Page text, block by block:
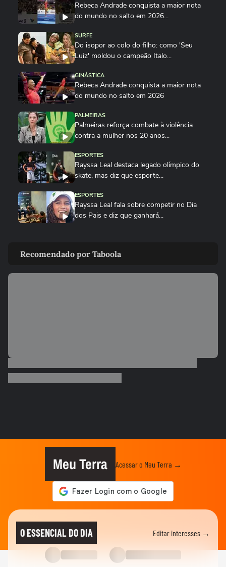
Rebeca Andrade conquista a maior nota
do mundo no salto em 2026...
SURFE
Do isopor ao colo do filho: como 'Seu
Luiz' moldou o campeão Italo...
GINÁSTICA
Rebeca Andrade conquista a maior nota
do mundo no salto em 2026
PALMEIRAS
Palmeiras reforça combate à violência
contra a mulher nos 20 anos...
ESPORTES
Rayssa Leal destaca legado olímpico do
skate, mas diz que esporte...
ESPORTES
Rayssa Leal fala sobre competir no Dia
dos Pais e diz que ganhará...
retirada de tumor
ESPORTES
classificação do time na Copa do...
Neymar relaxa em iate após polêmica
contra o Remo e ironiza:...
CBF divulga áudio do VAR sobre expulsão
polêmica de Marllon do Remo
Neymar provoca confusão e é chamado
Recomendado por Taboola
Meu Terra Acessar o Meu Terra →
O ESSENCIAL DO DIA Editar interesses →